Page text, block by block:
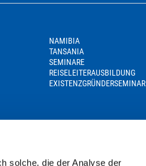
solche, die der Analyse der
NAMIBIA
TANSANIA
SEMINARE
REISELEITERAUSBILDUNG
EXISTENZGRÜNDERSEMINAR